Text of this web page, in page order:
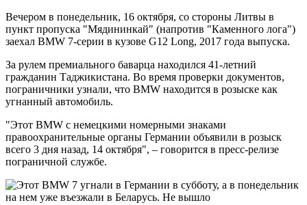
Вечером в понедельник, 16 октября, со стороны Литвы в
пункт пропуска "Мядининкай" (напротив "Каменного лога")
заехал BMW 7-серии в кузове G12 Long, 2017 года выпуска.
За рулем премиального баварца находился 41-летний
гражданин Таджикистана. Во время проверки документов,
пограничники узнали, что BMW находится в розыске как
угнанный автомобиль.
"Этот BMW с немецкими номерными знаками
правоохранительные органы Германии объявили в розыск
всего 3 дня назад, 14 октября", – говорится в пресс-релизе
пограничной службе.